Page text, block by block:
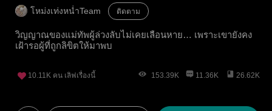
โหม่งเท่งหน่ำTeam ติดตาม
วิญญาณของแม่ทัพผู้ล่วงลับไม่เคยเลือนหาย… เพราะเขายังคง
เฝ้ารอผู้ที่ถูกลิขิตให้มาพบ
10.11K คน เลิฟเรื่องนี้ 153.39K 11.36K 26.62K